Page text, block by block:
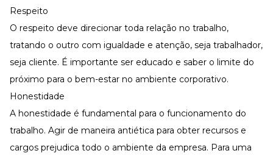
Respeito
O respeito deve direcionar toda relação no trabalho,
tratando o outro com igualdade e atenção, seja trabalhador,
seja cliente. É importante ser educado e saber o limite do
próximo para o bem-estar no ambiente corporativo.
Honestidade
A honestidade é fundamental para o funcionamento do
trabalho. Agir de maneira antiética para obter recursos e
cargos prejudica todo o ambiente da empresa. Para uma